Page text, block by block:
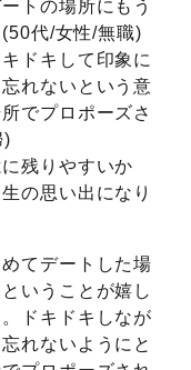
トの場所にもう
代/女性/無職)
ドキして印象に
れないという意
でプロポーズさ
)
残りやすいか
の思い出になり
てデートした場
いうことが嬉し
ドキドキしなが
れないようにと